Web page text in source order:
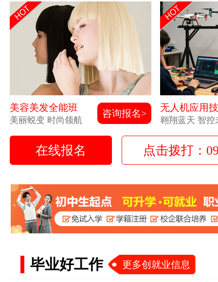
美容美发全能班
美丽蜕变 时尚领航
咨询报名>
无人机应用
翱翔蓝天 智控
在线报名 点击拨打：
毕业好工作 更多创就业信息